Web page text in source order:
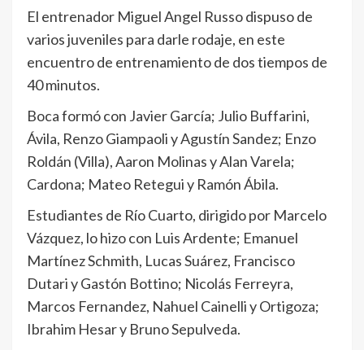
El entrenador Miguel Angel Russo dispuso de
varios juveniles para darle rodaje, en este
encuentro de entrenamiento de dos tiempos de
40 minutos.
Boca formó con Javier García; Julio Buffarini,
Ávila, Renzo Giampaoli y Agustín Sandez; Enzo
Roldán (Villa), Aaron Molinas y Alan Varela;
Cardona; Mateo Retegui y Ramón Ábila.
Estudiantes de Río Cuarto, dirigido por Marcelo
Vázquez, lo hizo con Luis Ardente; Emanuel
Martínez Schmith, Lucas Suárez, Francisco
Dutari y Gastón Bottino; Nicolás Ferreyra,
Marcos Fernandez, Nahuel Cainelli y Ortigoza;
Ibrahim Hesar y Bruno Sepulveda.